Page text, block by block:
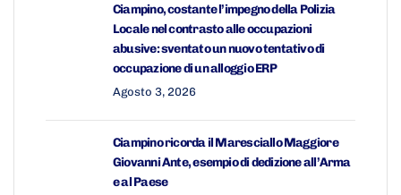
Ciampino, costante l’impegno della Polizia
Locale nel contrasto alle occupazioni
abusive: sventato un nuovo tentativo di
occupazione di un alloggio ERP
Agosto 3, 2026
Ciampino ricorda il Maresciallo Maggiore
Giovanni Ante, esempio di dedizione all’Arma
e al Paese